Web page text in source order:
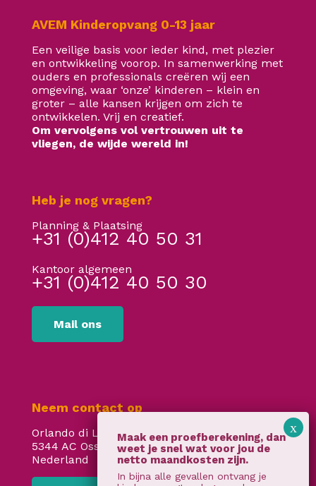
AVEM Kinderopvang 0-13 jaar
Een veilige basis voor ieder kind, met plezier
en ontwikkeling voorop. In samenwerking met
ouders en professionals creëren wij een
omgeving, waar ‘onze’ kinderen – klein en
groter – alle kansen krijgen om zich te
ontwikkelen. Vrij en creatief.
Om vervolgens vol vertrouwen uit te
vliegen, de wijde wereld in!
Heb je nog vragen?
Planning & Plaatsing
+31 (0)412 40 50 31
Kantoor algemeen
+31 (0)412 40 50 30
Mail ons
Neem contact op
Orlando di Lassostraat 24
5344 AC Oss
Nederland
In bijna alle gevallen ontvang je